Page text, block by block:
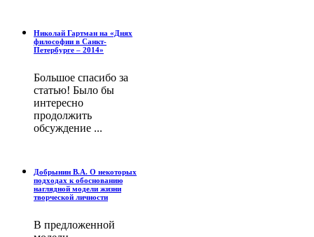
Николай Гартман на «Днях
философии в Санкт-
Петербурге – 2014»
Большое спасибо за
статью! Было бы
интересно
продолжить
обсуждение ...
Добрынин В.А. О некоторых
подходах к обоснованию
наглядной модели жизни
творческой личности
В предложенной